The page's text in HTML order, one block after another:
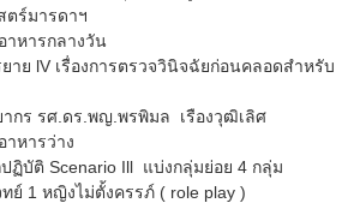
ตร์มารดาฯ
หารกลางวัน
าย lV เรื่องการตรวจวินิจฉัยก่อนคลอดสำหรับ
.พญ.พรพิมล เรืองวุฒิเลิศ
หารว่าง
บัติ Scenario Ill แบ่งกลุ่มย่อย 4 กลุ่ม
ตั้งครรภ์ ( role play )